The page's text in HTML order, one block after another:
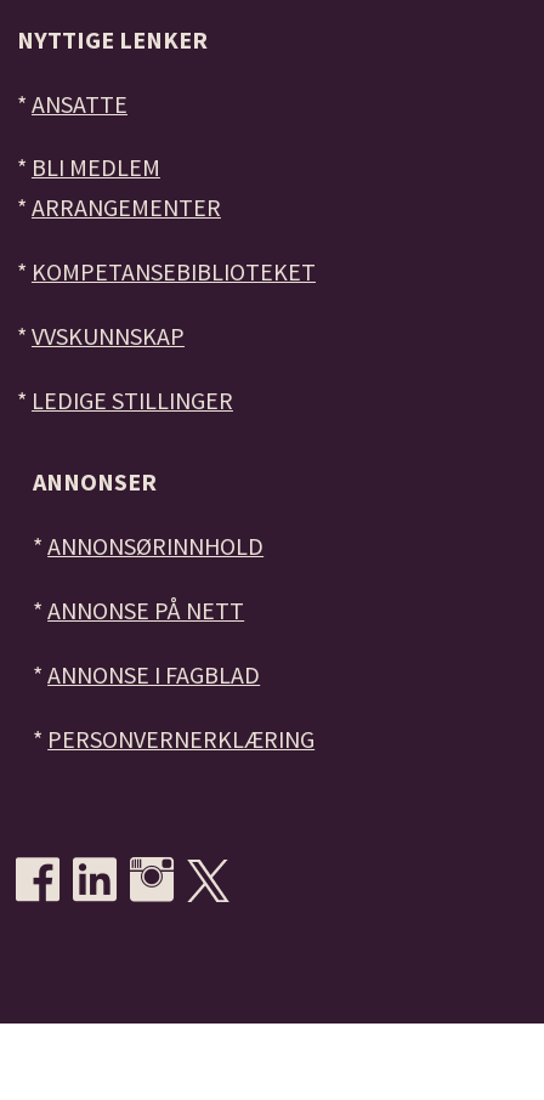
NYTTIGE LENKER
* ANSATTE
* BLI MEDLEM
* ARRANGEMENTER
* KOMPETANSEBIBLIOTEKET
* VVSKUNNSKAP
* LEDIGE STILLINGER
ANNONSER
*ANNONSØRINNHOLD
*ANNONSE PÅ NETT
*ANNONSE I FAGBLAD
* PERSONVERNERKLÆRING